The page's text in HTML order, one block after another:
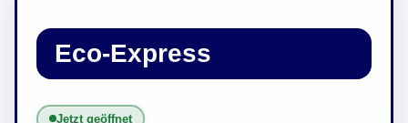
Eco-Express
Jetzt geöffnet